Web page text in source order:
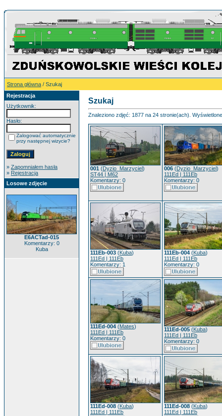
Strona główna / Szukaj
Rejestracja
Użytkownik:
Hasło:
Zalogować automatycznie
przy następnej wizycie?
» Zapomniałem hasła
» Rejestracja
Losowe zdjęcie
E6ACTad-015
Komentarzy: 0
Kuba
Szukaj
Znaleziono zdjęć: 1877 na 24 stronie(ach).
001 (Dyzio_Marzyciel)
ST44 | M62
Komentarzy: 0
006 (Dyzio_Marzyciel)
111Ed | 111Eb
Komentarzy: 0
111Eb-003 (Kuba)
111Ed | 111Eb
Komentarzy: 1
111Eb-004 (Kuba)
111Ed | 111Eb
Komentarzy: 0
111Ed-004 (Mates)
111Ed | 111Eb
Komentarzy: 0
111Ed-005 (Kuba)
111Ed | 111Eb
Komentarzy: 0
111Ed-008 (Kuba)
111Ed | 111Eb
111Ed-008 (Kuba)
111Ed | 111Eb